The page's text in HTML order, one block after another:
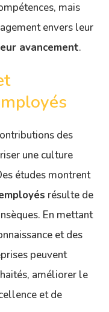
mais
envers leur
avancement.
des
une culture
études montrent
résulte de
En mettant
et des
peuvent
améliorer le
et de